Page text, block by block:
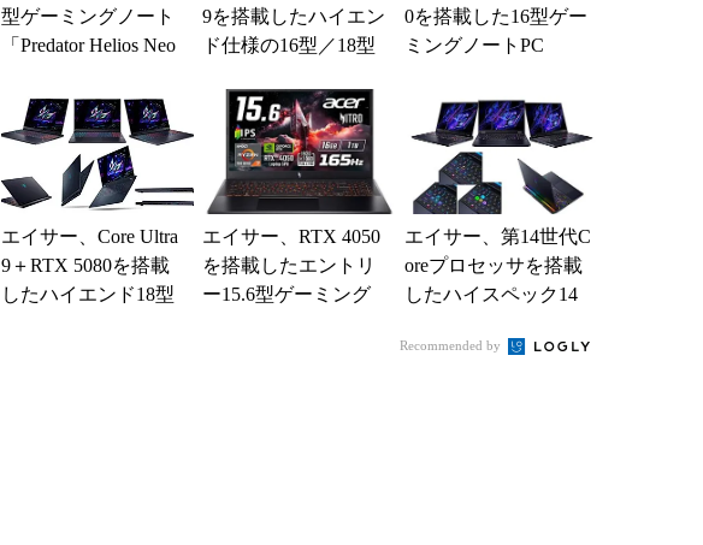
型ゲーミングノート
「Predator Helios Neo
9を搭載したハイエン
ド仕様の16型／18型
0を搭載した16型ゲー
ミングノートPC
エイサー、Core Ultra
9＋RTX 5080を搭載
したハイエンド18型
エイサー、RTX 4050
を搭載したエントリ
ー15.6型ゲーミング
エイサー、第14世代C
oreプロセッサを搭載
したハイスペック14
グノート
Recommended by